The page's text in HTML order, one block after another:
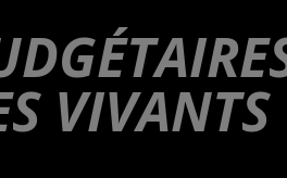
VIVANTS